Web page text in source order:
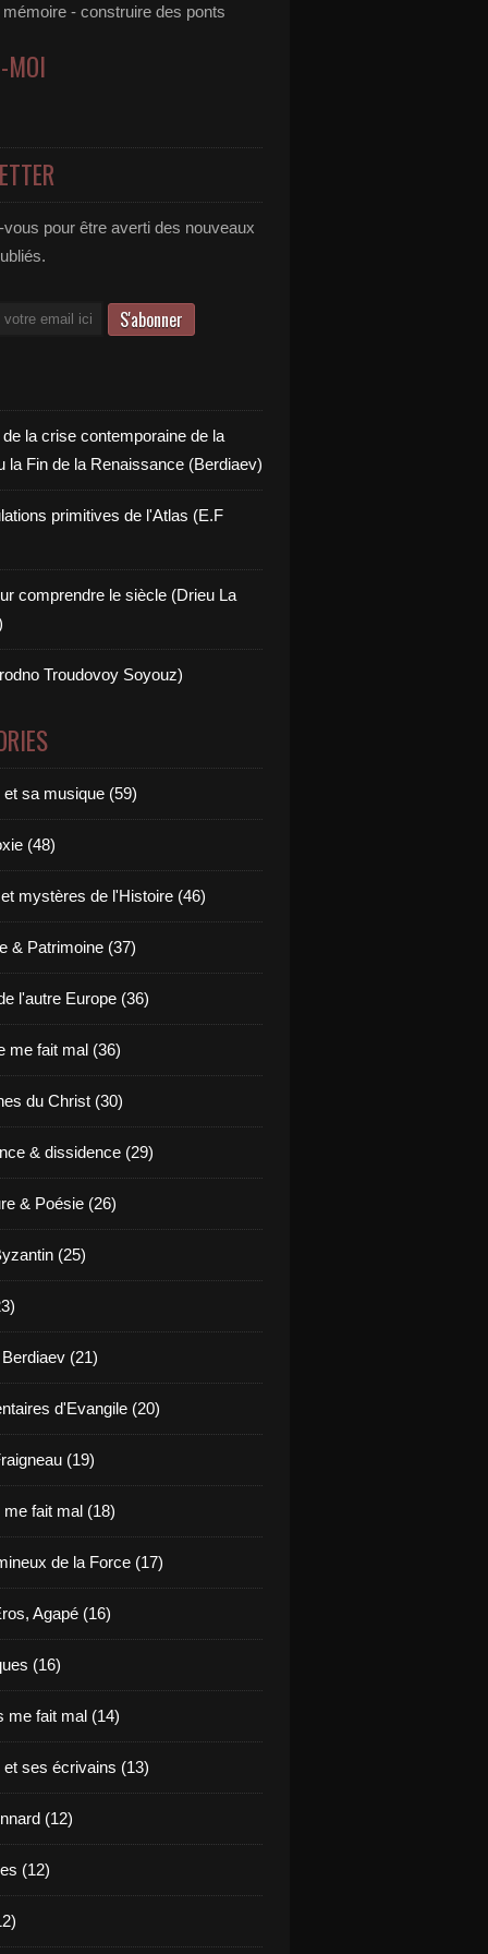
mémoire - construire des ponts
MOI
pour être averti des nouveaux
la crise contemporaine de la
la Fin de la Renaissance (Berdiaev)
primitives de l'Atlas (E.F
comprendre le siècle (Drieu La
Troudovoy Soyouz)
et sa musique (59)
(48)
mystères de l'Histoire (46)
& Patrimoine (37)
l'autre Europe (36)
me fait mal (36)
du Christ (30)
& dissidence (29)
& Poésie (26)
(25)
(21)
d'Evangile (20)
(19)
me fait mal (18)
de la Force (17)
Agapé (16)
(16)
me fait mal (14)
et ses écrivains (13)
(12)
(12)